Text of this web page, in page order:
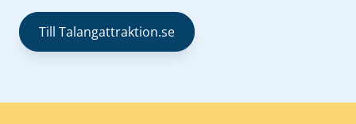
Till Talangattraktion.se